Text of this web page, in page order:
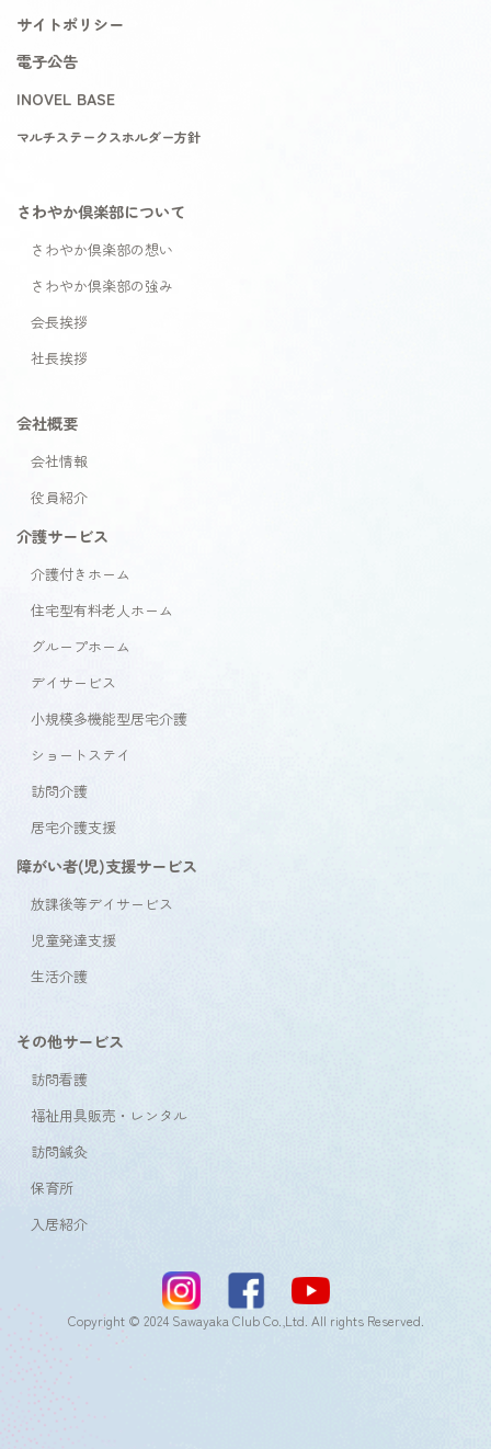
サイトポリシー
電子公告
INOVEL BASE
マルチステークスホルダー方針
さわやか倶楽部について
さわやか倶楽部の想い
さわやか倶楽部の強み
会長挨拶
社長挨拶
会社概要
会社情報
役員紹介
介護サービス
介護付きホーム
住宅型有料老人ホーム
グループホーム
デイサービス
小規模多機能型居宅介護
ショートステイ
訪問介護
居宅介護支援
障がい者(児)支援サービス
放課後等デイサービス
児童発達支援
生活介護
その他サービス
訪問看護
福祉用具販売・レンタル
訪問鍼灸
保育所
入居紹介
Copyright © 2024 Sawayaka Club Co.,Ltd. All rights Reserved.